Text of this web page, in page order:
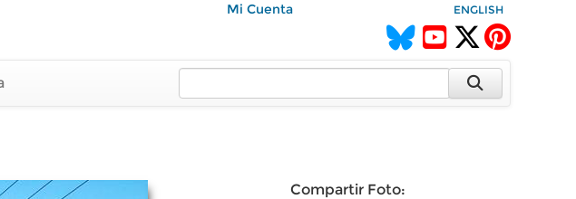
Mi Cuenta ENGLISH
Compartir Foto: